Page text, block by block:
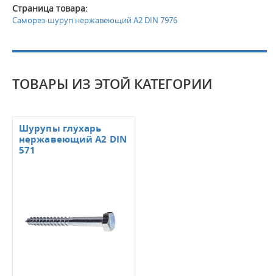
Страница товара:
Саморез-шуруп нержавеющий А2 DIN 7976
ТОВАРЫ ИЗ ЭТОЙ КАТЕГОРИИ
Шурупы глухарь
нержавеющий А2 DIN
571